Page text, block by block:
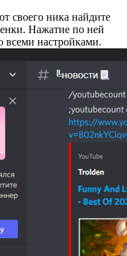
своего ника найдите
Нажатие по ней
всеми настройками.